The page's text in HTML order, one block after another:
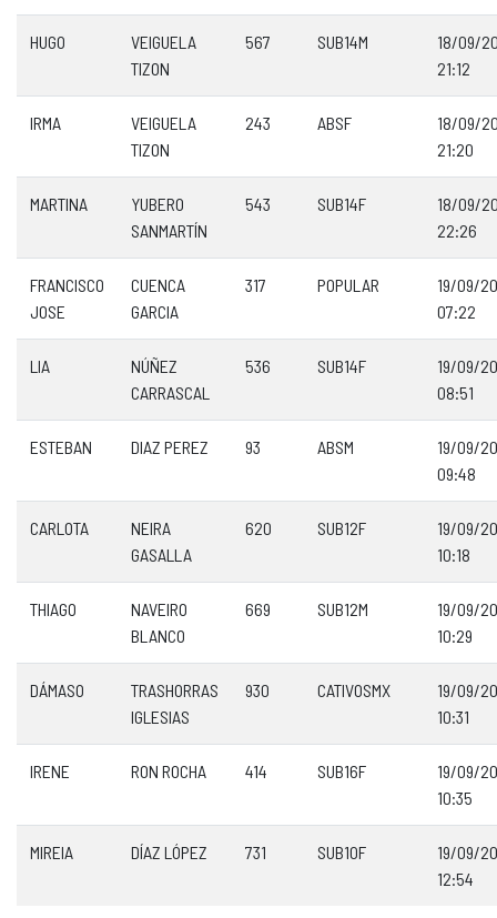
HUGO
VEIGUELA
TIZON
567 SUB14M
18/09/
21:12
IRMA
VEIGUELA
TIZON
243 ABSF
18/09/
21:20
MARTINA
YUBERO
SANMARTÍN
543 SUB14F
18/09/
22:26
FRANCISCO
JOSE
CUENCA
GARCIA
317 POPULAR
19/09/
07:22
LIA
NÚÑEZ
CARRASCAL
536 SUB14F
19/09/
08:51
ESTEBAN DIAZ PEREZ 93 ABSM
19/09/
09:48
CARLOTA
NEIRA
GASALLA
620 SUB12F
19/09/
10:18
THIAGO
NAVEIRO
BLANCO
669 SUB12M
19/09/
10:29
DÁMASO
TRASHORRAS
IGLESIAS
930 CATIVOSMX
19/09/
10:31
IRENE RON ROCHA 414 SUB16F
19/09/
10:35
MIREIA DÍAZ LÓPEZ 731 SUB10F
19/09/
12:54